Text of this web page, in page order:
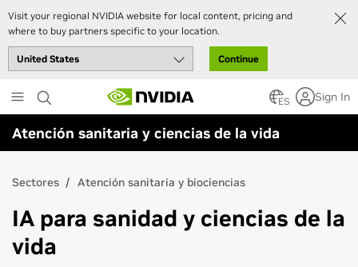
Visit your regional NVIDIA website for local content, pricing and
where to buy partners specific to your location.
Continue
to
main
content
ES Sign In
Atención sanitaria y ciencias de la vida
Sectores Atención sanitaria y biociencias
IA para sanidad y ciencias de la
vida